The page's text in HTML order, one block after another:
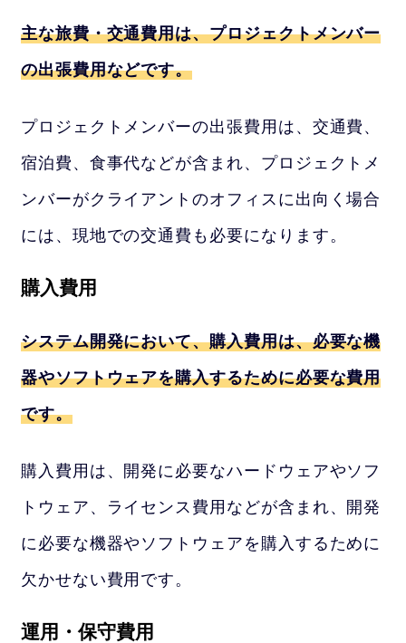
主な旅費・交通費用は、プロジェクトメンバー
の出張費用などです。
プロジェクトメンバーの出張費用は、交通費、
宿泊費、食事代などが含まれ、プロジェクトメ
ンバーがクライアントのオフィスに出向く場合
には、現地での交通費も必要になります。
購入費用
システム開発において、購入費用は、必要な機
器やソフトウェアを購入するために必要な費用
です。
購入費用は、開発に必要なハードウェアやソフ
トウェア、ライセンス費用などが含まれ、開発
に必要な機器やソフトウェアを購入するために
欠かせない費用です。
運用・保守費用